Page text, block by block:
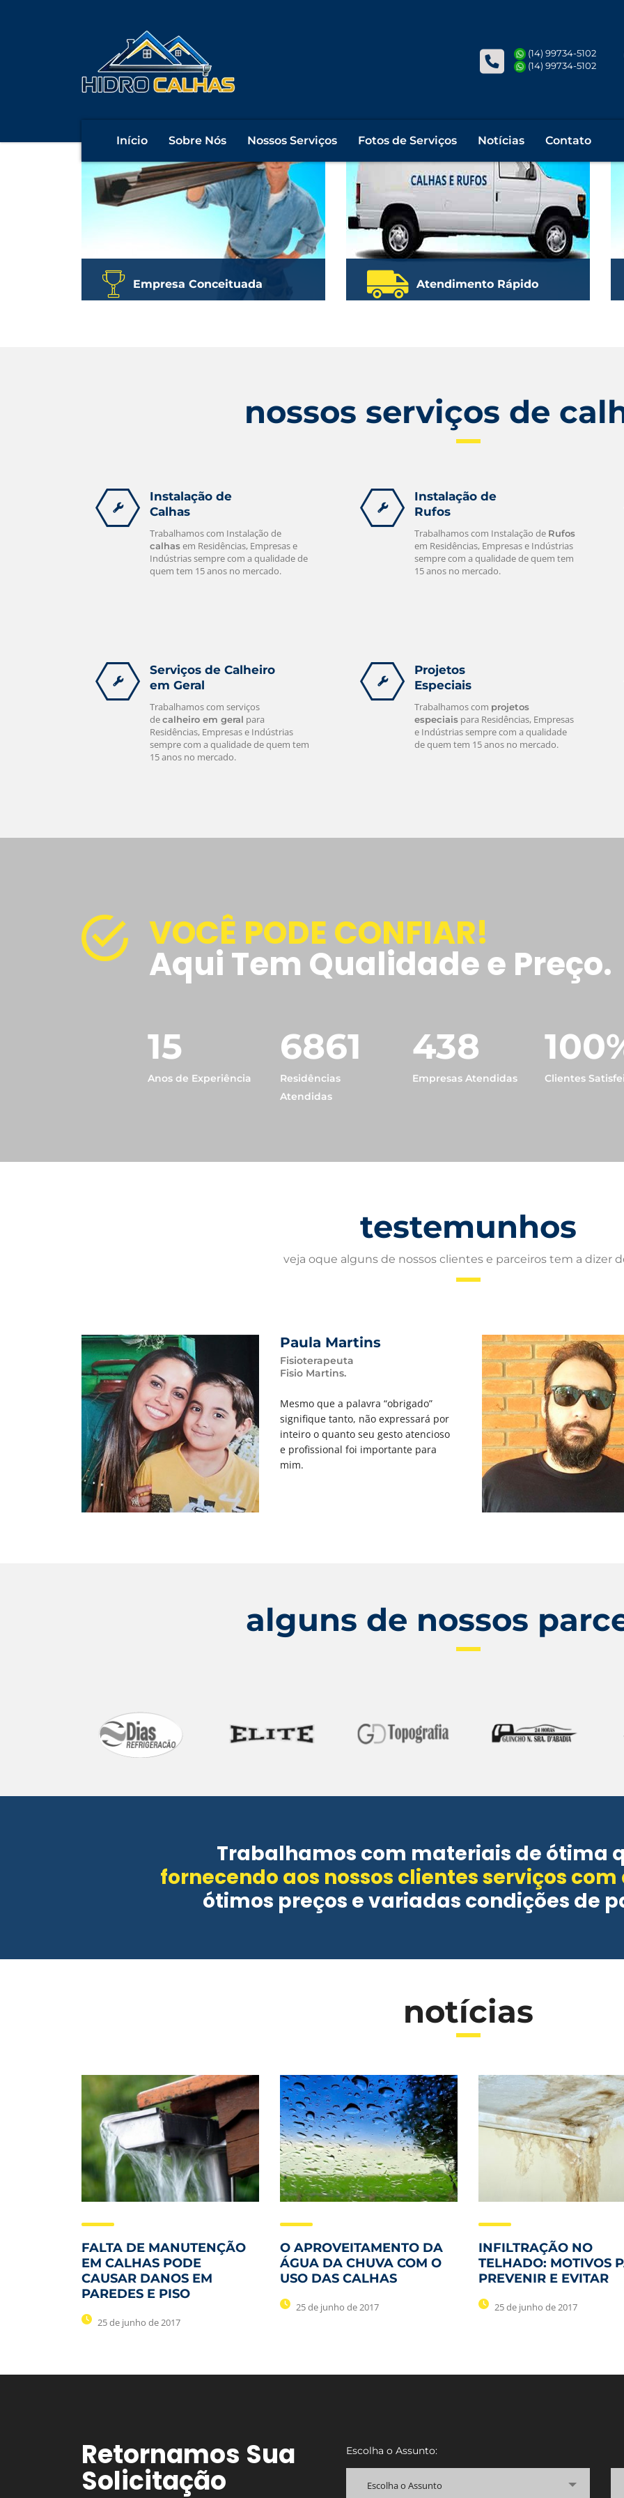
(14) 99734-5102
(14) 99734-5102
Início Sobre Nós Nossos Serviços Fotos de Serviços Notícias Contato
precisando de calhas, rufos, pingadeiras ou condutores para
obra?
Empresa Conceituada Atendimento Rápido
nossos serviços de
Instalação de
Calhas
Trabalhamos com Instalação de
calhasem Residências, Empresas e
Indústrias sempre com a qualidade de
quem tem 15 anos no mercado.
Instalação de
Rufos
Trabalhamos com Instalação de Rufos
em Residências, Empresas e Indústrias
sempre com a qualidade de quem tem
15 anos no mercado.
Serviços de Calheiro
em Geral
Trabalhamos com serviços
decalheiro em geral para
Residências, Empresas e Indústrias
sempre com a qualidade de quem tem
15 anos no mercado.
Projetos
Especiais
Trabalhamos com projetos
especiais para Residências, Empresas
e Indústrias sempre com a qualidade
de quem tem 15 anos no mercado.
VOCÊ PODE CONFIAR!
Aqui Tem Qualidade e Preço.
15
Anos de Experiência
6861
Residências
Atendidas
438
Empresas Atendidas
100
Clientes
testemunhos
veja oque alguns de nossos clientes e parceiros tem a dizer
Paula Martins
Fisioterapeuta
Fisio Martins.
Mesmo que a palavra “obrigado”
signifique tanto, não expressará por
inteiro o quanto seu gesto atencioso
e profissional foi importante para
mim.
alguns de nossos
Trabalhamos com materiais de ótima
fornecendo aos nossos clientes serviços
ótimos preços e variadas condições de
notícias
FALTA DE MANUTENÇÃO
EM CALHAS PODE
CAUSAR DANOS EM
PAREDES E PISO
25 de junho de 2017
O APROVEITAMENTO DA
ÁGUA DA CHUVA COM O
USO DAS CALHAS
25 de junho de 2017
INFILTRAÇÃO NO
TELHADO: MOTIVOS
PREVENIR E EVITAR
25 de junho de 2017
Retornamos Sua
Solicitação
Escolha o Assunto:
Escolha o Assunto